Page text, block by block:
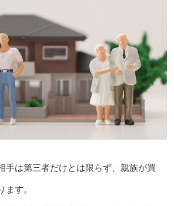
手は第三者だけとは限らず、親族が買
ます。